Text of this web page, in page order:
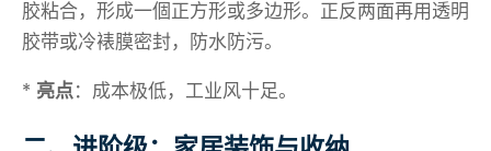
胶粘合，形成一個正方形或多边形。正反两面再用透明
胶带或冷裱膜密封，防水防污。
* 亮点：成本极低，工业风十足。